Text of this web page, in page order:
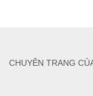
CHUYÊN TRANG